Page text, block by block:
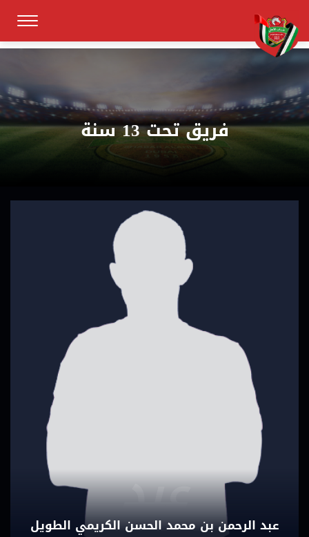
فريق تحت 13 سنة
عبد
عبد الرحمن بن محمد الحسن الكريمي الطويل